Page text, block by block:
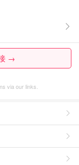
→
via our links.